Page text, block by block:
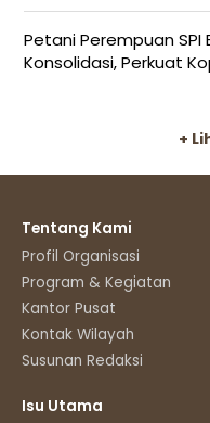
Petani Perempuan SPI
Konsolidasi, Perkuat
+
Tentang Kami
Profil Organisasi
Program & Kegiatan
Kantor Pusat
Kontak Wilayah
Susunan Redaksi
Isu Utama